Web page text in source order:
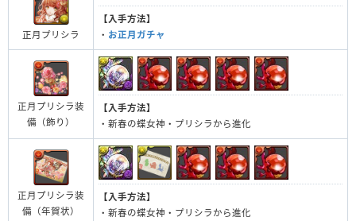
正月プリシラ
【入手方法】
・ お正月ガチャ
正月プリシラ装
備（飾り）
【入手方法】
・新春の蝶女神・プリシラから進化
正月プリシラ装
備（年賀状）
【入手方法】
・新春の蝶女神・プリシラから進化